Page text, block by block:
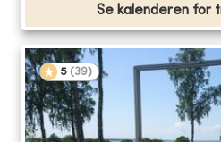
Se kalenderen for
5 (39)